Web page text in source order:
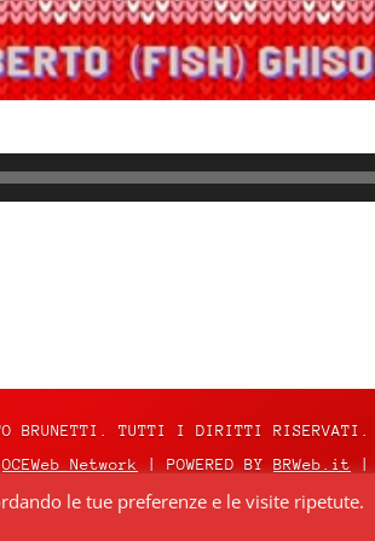
BRUNETTI. TUTTI I DIRITTI RISERVATI.
OCEWeb Network | POWERED BY BRWeb.it
Attribuzione – Non commerciale –
le tue preferenze e le visite ripetute.